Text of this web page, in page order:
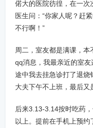
偌大的医院彷徨，在一
医生问：“你家人呢？赶
不行啊！”
周二，室友都是满课，
qq消息，我最亲近的室
途中我去挂急诊打了退烧
大夫下午不上班，最后又
后来3.13-3.14按时吃药
以上。提前在手机上预